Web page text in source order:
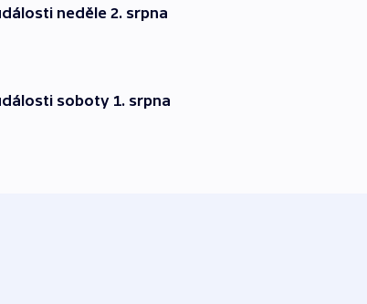
neděle 2. srpna
soboty 1. srpna